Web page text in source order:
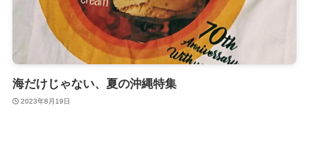
海だけじゃない、夏の沖縄特集
2023年8月19日